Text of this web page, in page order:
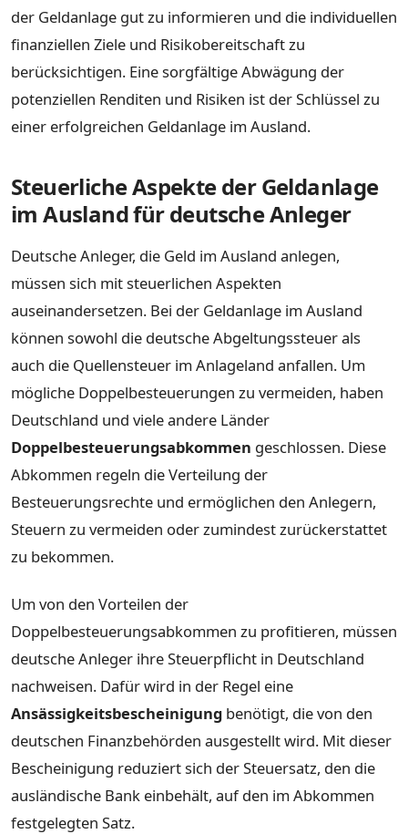
der Geldanlage gut zu informieren und die individuellen
finanziellen Ziele und Risikobereitschaft zu
berücksichtigen. Eine sorgfältige Abwägung der
potenziellen Renditen und Risiken ist der Schlüssel zu
einer erfolgreichen Geldanlage im Ausland.
Steuerliche Aspekte der Geldanlage
im Ausland für deutsche Anleger
Deutsche Anleger, die Geld im Ausland anlegen,
müssen sich mit steuerlichen Aspekten
auseinandersetzen. Bei der Geldanlage im Ausland
können sowohl die deutsche Abgeltungssteuer als
auch die Quellensteuer im Anlageland anfallen. Um
mögliche Doppelbesteuerungen zu vermeiden, haben
Deutschland und viele andere Länder
Doppelbesteuerungsabkommen geschlossen. Diese
Abkommen regeln die Verteilung der
Besteuerungsrechte und ermöglichen den Anlegern,
Steuern zu vermeiden oder zumindest zurückerstattet
zu bekommen.
Um von den Vorteilen der
Doppelbesteuerungsabkommen zu profitieren, müssen
deutsche Anleger ihre Steuerpflicht in Deutschland
nachweisen. Dafür wird in der Regel eine
Ansässigkeitsbescheinigung benötigt, die von den
deutschen Finanzbehörden ausgestellt wird. Mit dieser
Bescheinigung reduziert sich der Steuersatz, den die
ausländische Bank einbehält, auf den im Abkommen
festgelegten Satz.